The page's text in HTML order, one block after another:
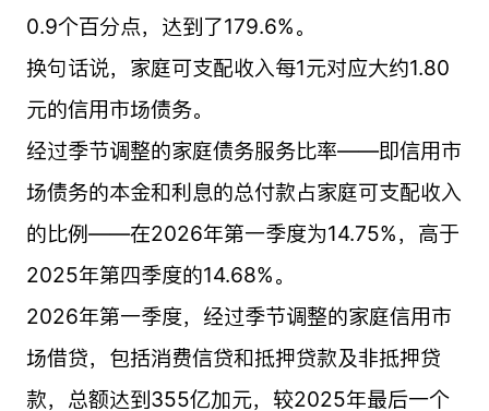
0.9个百分点，达到了179.6%。
换句话说，家庭可支配收入每1元对应大约1.80
元的信用市场债务。
经过季节调整的家庭债务服务比率——即信用市
场债务的本金和利息的总付款占家庭可支配收入
的比例——在2026年第一季度为14.75%，高于
2025年第四季度的14.68%。
2026年第一季度，经过季节调整的家庭信用市
场借贷，包括消费信贷和抵押贷款及非抵押贷
款，总额达到355亿加元，较2025年最后一个